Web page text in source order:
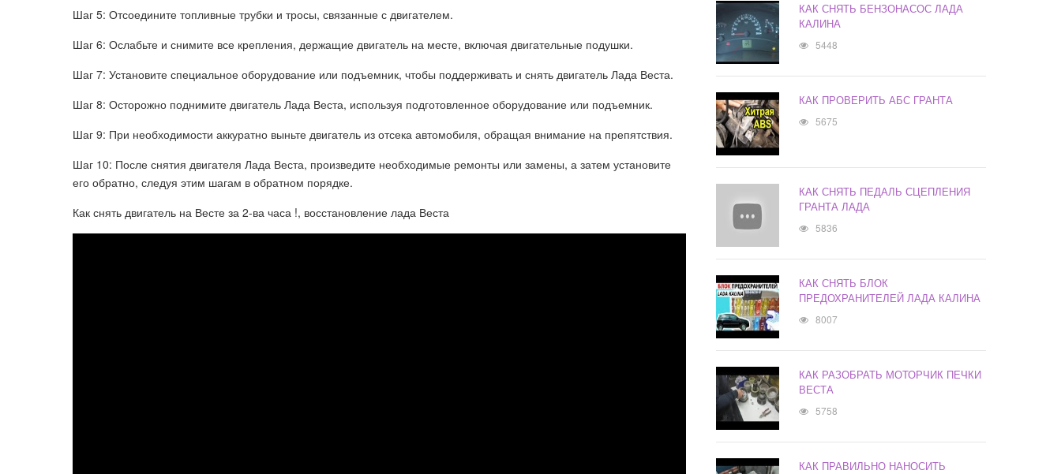
Шаг 5: Отсоедините топливные трубки и тросы, связанные с двигателем.
Шаг 6: Ослабьте и снимите все крепления, держащие двигатель на месте, включая двигательные подушки.
Шаг 7: Установите специальное оборудование или подъемник, чтобы поддерживать и снять двигатель Лада Веста.
Шаг 8: Осторожно поднимите двигатель Лада Веста, используя подготовленное оборудование или подъемник.
Шаг 9: При необходимости аккуратно выньте двигатель из отсека автомобиля, обращая внимание на препятствия.
Шаг 10: После снятия двигателя Лада Веста, произведите необходимые ремонты или замены, а затем установите
его обратно, следуя этим шагам в обратном порядке.
Как снять двигатель на Весте за 2-ва часа !, восстановление лада Веста
КАК СНЯТЬ БЕНЗОНАСОС ЛАДА
КАЛИНА
5448
КАК ПРОВЕРИТЬ АБС ГРАНТА
5675
КАК СНЯТЬ ПЕДАЛЬ СЦЕПЛЕНИЯ
ГРАНТА ЛАДА
5836
КАК СНЯТЬ БЛОК
ПРЕДОХРАНИТЕЛЕЙ ЛАДА КАЛИНА
8007
КАК РАЗОБРАТЬ МОТОРЧИК ПЕЧКИ
ВЕСТА
5758
КАК ПРАВИЛЬНО НАНОСИТЬ